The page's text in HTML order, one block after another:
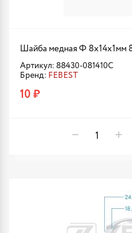
Шайба медная Ф 8х14х1мм
Артикул: 88430-081410C
Бренд: FEBEST
10 ₽